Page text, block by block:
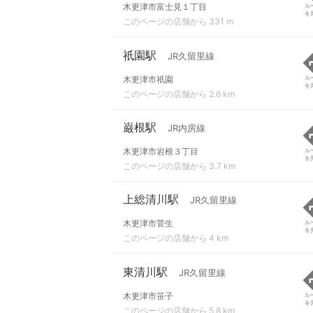
木更津市富士見１丁目
このページの店舗から 331 m
ル
を
祇園駅 JR久留里線
木更津市祇園
このページの店舗から 2.6 km
ル
を
巌根駅 JR内房線
木更津市岩根３丁目
このページの店舗から 3.7 km
ル
を
上総清川駅 JR久留里線
木更津市菅生
このページの店舗から 4 km
ル
を
東清川駅 JR久留里線
木更津市笹子
このページの店舗から 5.8 km
ル
を